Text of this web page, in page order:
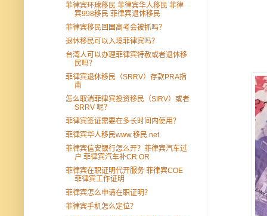
菲律宾环球移民 菲律宾华人移民 菲律
宾998移民 菲律宾退休移民
菲律宾移民回国高考会被抓吗？
退休移民可以入境菲律宾吗？
台湾人可以办理菲律宾特赦或者退休移
民吗？
菲律宾退休移民（SRRV）存款PRA指
南
怎么取消菲律宾投资移民（SIRV）或者
SRRV 呢？
菲律宾签证需要在多长时间内使用？
菲律宾华人移民www.移民.net
菲律宾信安银行怎么开？菲律宾汽车过
户 菲律宾汽车补CR OR
菲律宾在职证明代开服务 菲律宾COE
菲律宾工作证明
菲律宾怎么申请在职证明？
菲律宾手机怎么定位？